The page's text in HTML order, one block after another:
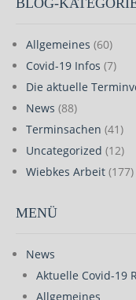
BLOG-
Allgemeines (60)
Covid-19 Infos (7)
Die aktuelle
News (88)
Terminsachen (41)
Uncategorized (12)
Wiebkes Arbeit (177)
MENÜ
News
Aktuelle Covid-19
Allgemeines